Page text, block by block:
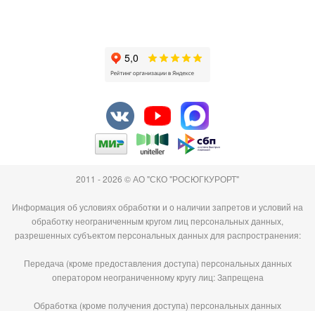
2011 - 2026 © АО "СКО "РОСЮГКУРОРТ"
Информация об условиях обработки и о наличии запретов и условий на
обработку неограниченным кругом лиц персональных данных,
разрешенных субъектом персональных данных для распространения:
Передача (кроме предоставления доступа) персональных данных
оператором неограниченному кругу лиц: Запрещена
Обработка (кроме получения доступа) персональных данных